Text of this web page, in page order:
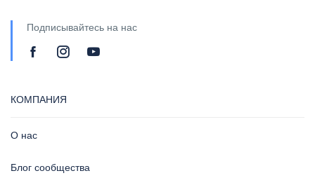
Подписывайтесь на нас
КОМПАНИЯ
О нас
Блог сообщества